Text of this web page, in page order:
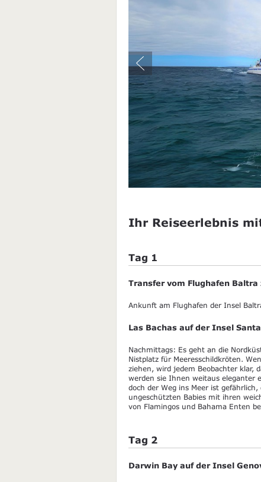
Ihr Reiseerlebnis
Tag 1
Transfer vom Flughafen Baltra
Ankunft am Flughafen der Insel
Las Bachas auf der Insel
Nachmittags: Es geht an die
Nistplatz für Meeresschildkröten.
ziehen, wird jedem Beobachter klar,
werden sie Ihnen weitaus eleganter
doch der Weg ins Meer ist
ungeschützten Babies mit ihren
von Flamingos und Bahama Enten
Tag 2
Darwin Bay auf der Insel